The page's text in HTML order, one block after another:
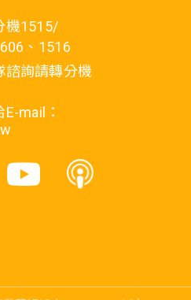
機1515/
、1516
諮詢請轉分機
mail：